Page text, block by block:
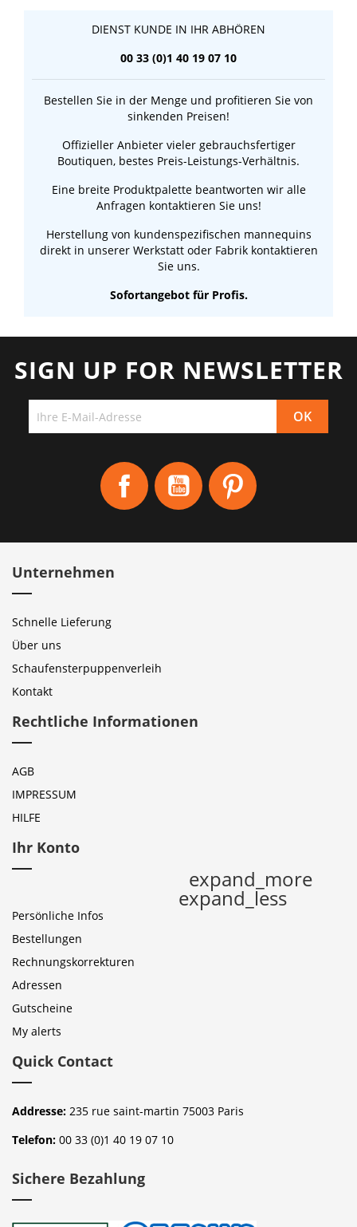
DIENST KUNDE IN IHR ABHÖREN
00 33 (0)1 40 19 07 10
Bestellen Sie in der Menge und profitieren Sie von
sinkenden Preisen!
Offizieller Anbieter vieler gebrauchsfertiger
Boutiquen, bestes Preis-Leistungs-Verhältnis.
Eine breite Produktpalette beantworten wir alle
Anfragen kontaktieren Sie uns!
Herstellung von kundenspezifischen mannequins
direkt in unserer Werkstatt oder Fabrik kontaktieren
Sie uns.
Sofortangebot für Profis.
SIGN UP FOR NEWSLETTER
Facebook YouTube
Unternehmen
Schnelle Lieferung
Über uns
Schaufensterpuppenverleih
Kontakt
Rechtliche Informationen
AGB
IMPRESSUM
HILFE
Ihr Konto
expand_more
expand_less
Persönliche Infos
Bestellungen
Rechnungskorrekturen
Adressen
Gutscheine
My alerts
Quick Contact
Addresse: 235 rue saint-martin 75003 Paris
Telefon: 00 33 (0)1 40 19 07 10
Sichere Bezahlung